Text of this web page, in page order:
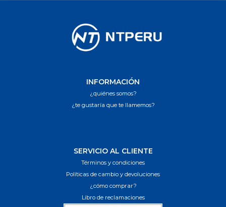
INFORMACIÓN
¿quiénes somos?
¿te gustaría que te llamemos?
SERVICIO AL CLIENTE
Términos y condiciones
Políticas de cambio y devoluciones
¿cómo comprar?
Libro de reclamaciones